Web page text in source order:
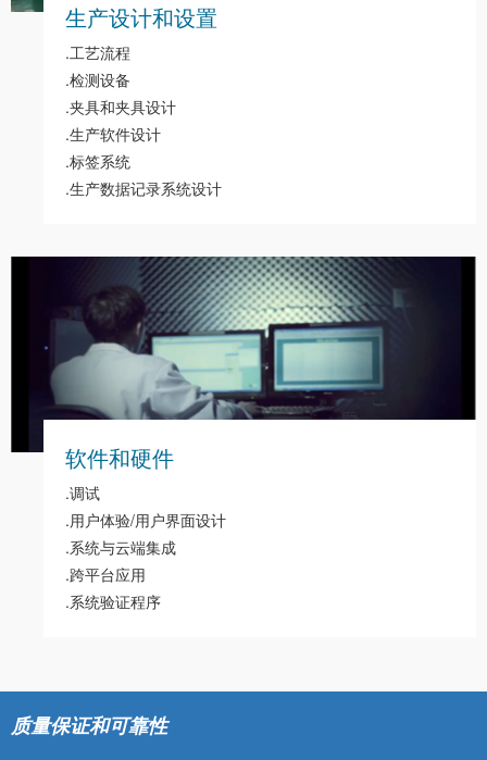
生产设计和设置
.工艺流程
.检测设备
.夹具和夹具设计
.生产软件设计
.标签系统
.生产数据记录系统设计
软件和硬件
.调试
.用户体验/用户界面设计
.系统与云端集成
.跨平台应用
.系统验证程序
质量保证和可靠性